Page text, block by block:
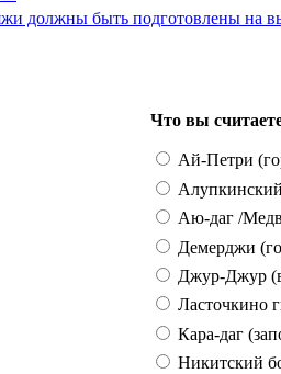
должны быть подготовлены на
Что вы
Ай-Петри
Аю-даг /
Демерджи
Джур-Джур
Ласточкино
Кара-даг
Никитский